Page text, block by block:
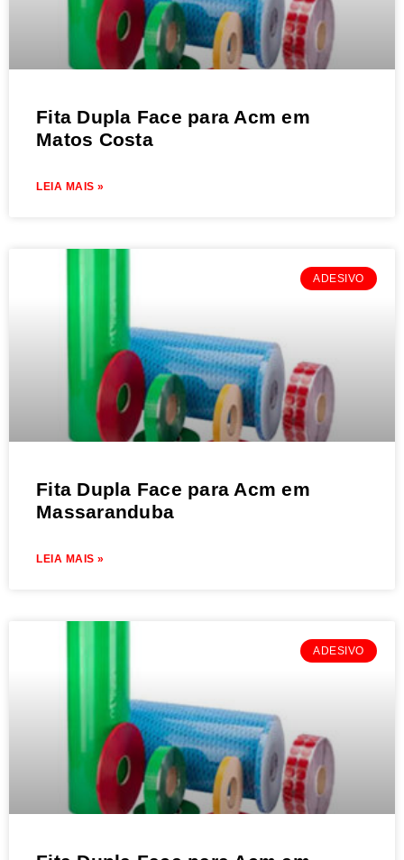
Fita Dupla Face para Acm em
Matos Costa
LEIA MAIS »
ADESIVO
Fita Dupla Face para Acm em
Massaranduba
LEIA MAIS »
ADESIVO